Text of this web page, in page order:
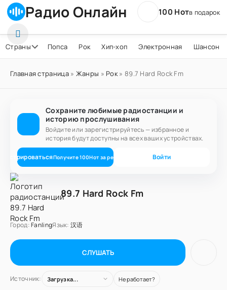
Радио Онлайн 100 Нотв подарок
Страны Попса Рок Хип-хоп Электронная Шансон
Главная страница» Жанры » Рок» 89.7 Hard Rock Fm
Сохраните любимые радиостанции и
историю прослушивания
Войдите или зарегистрируйтесь — избранное и
история будут доступны на всех ваших устройствах.
Получите100Нот за регистрацию Войти
89.7 Hard Rock Fm
Город:FanlingЯзык: 汉语
СЛУШАТЬ
Источник: Загрузка... Не работает?